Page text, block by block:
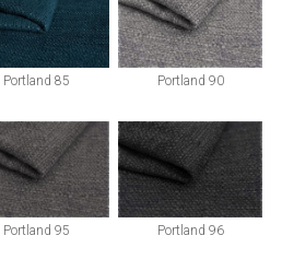
Portland 85 Portland 90
Portland 95 Portland 96